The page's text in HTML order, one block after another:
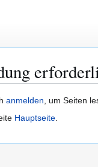
anmelden, um Seiten
Hauptseite.